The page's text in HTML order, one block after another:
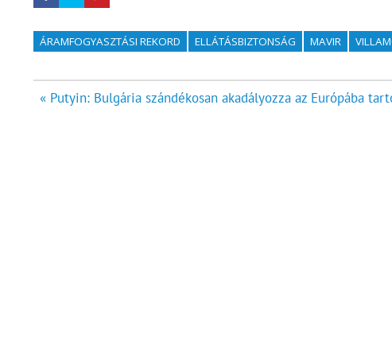
ÁRAMFOGYASZTÁSI REKORD ELLÁTÁSBIZTONSÁG MAVIR
Bejegyzés
« Putyin: Bulgária szándékosan akadályozza az Európába